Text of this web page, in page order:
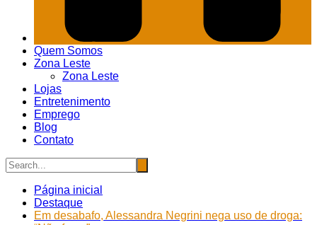
Quem Somos
Zona Leste
Zona Leste
Lojas
Entretenimento
Emprego
Blog
Contato
Página inicial
Destaque
Em desabafo, Alessandra Negrini nega uso de droga: